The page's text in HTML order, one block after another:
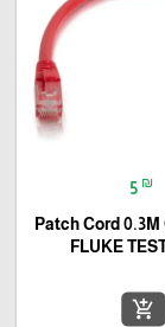
5 ₪
Patch Cord 0.3M
FLUKE
add_shopping_cart